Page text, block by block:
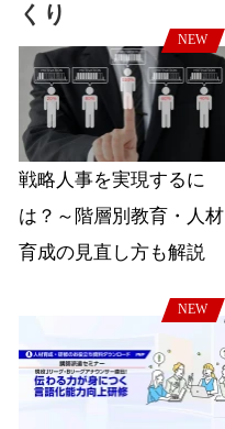
くり
NEW
戦略人事を実現するに
は？～階層別教育・人材
育成の見直し方も解説
NEW